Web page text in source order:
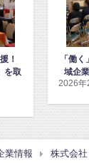
。仙北地
しました
業情報 株式会社